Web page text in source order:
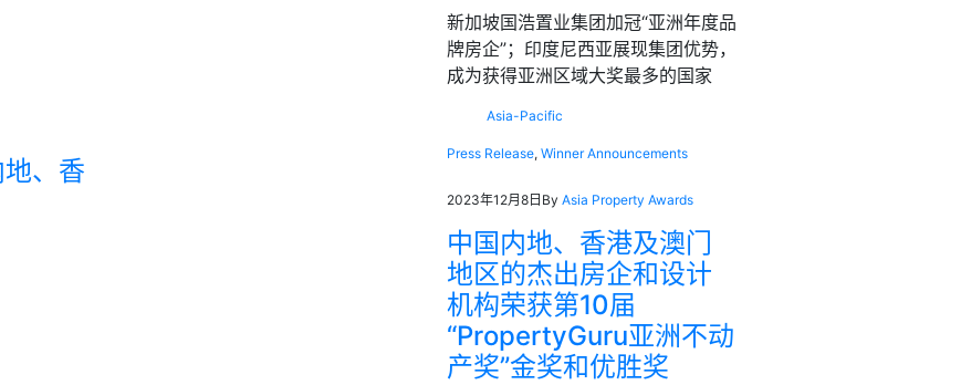
、香
新加坡国浩置业集团加冠“亚洲年度品
牌房企”；印度尼西亚展现集团优势，
成为获得亚洲区域大奖最多的国家
Asia-Pacific
Press Release,Winner Announcements
2023年12月8日 ByAsia Property Awards
中国内地、香港及澳门
地区的杰出房企和设计
机构荣获第10届
“PropertyGuru亚洲不动
产奖”金奖和优胜奖